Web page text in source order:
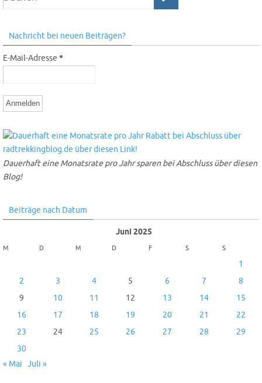
Nachricht bei neuen Beiträgen?
E-Mail-Adresse *
Dauerhaft eine Monatsrate pro Jahr sparen bei Abschluss über diesen
Blog!
Beiträge nach Datum
Juni 2025
M D M D F S S
1
2
3 4 5 6 7
8
9
10 11 12 13 14
15
16
17 18 19 20 21
22
23
24 25 26 27 28
29
30
« Mai Juli »